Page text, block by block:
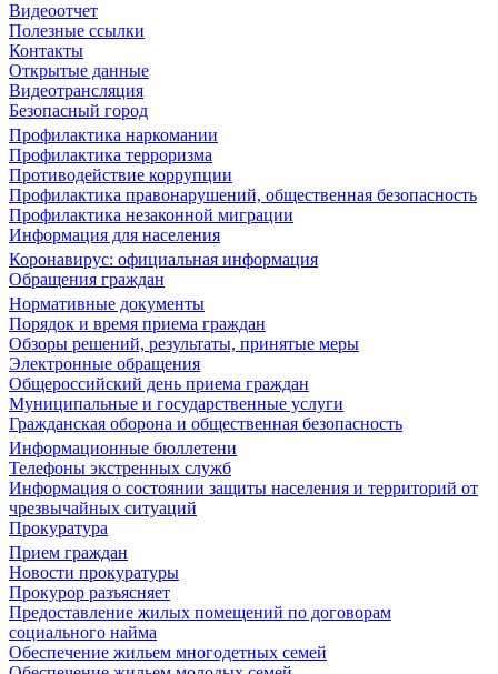
Видеоотчет
Полезные ссылки
Контакты
Открытые данные
Видеотрансляция
Безопасный город
Профилактика наркомании
Профилактика терроризма
Противодействие коррупции
Профилактика правонарушений, общественная безопасность
Профилактика незаконной миграции
Информация для населения
Коронавирус: официальная информация
Обращения граждан
Нормативные документы
Порядок и время приема граждан
Обзоры решений, результаты, принятые меры
Электронные обращения
Общероссийский день приема граждан
Муниципальные и государственные услуги
Гражданская оборона и общественная безопасность
Информационные бюллетени
Телефоны экстренных служб
Информация о состоянии защиты населения и территорий от
чрезвычайных ситуаций
Прокуратура
Прием граждан
Новости прокуратуры
Прокурор разъясняет
Предоставление жилых помещений по договорам
социального найма
Обеспечение жильем многодетных семей